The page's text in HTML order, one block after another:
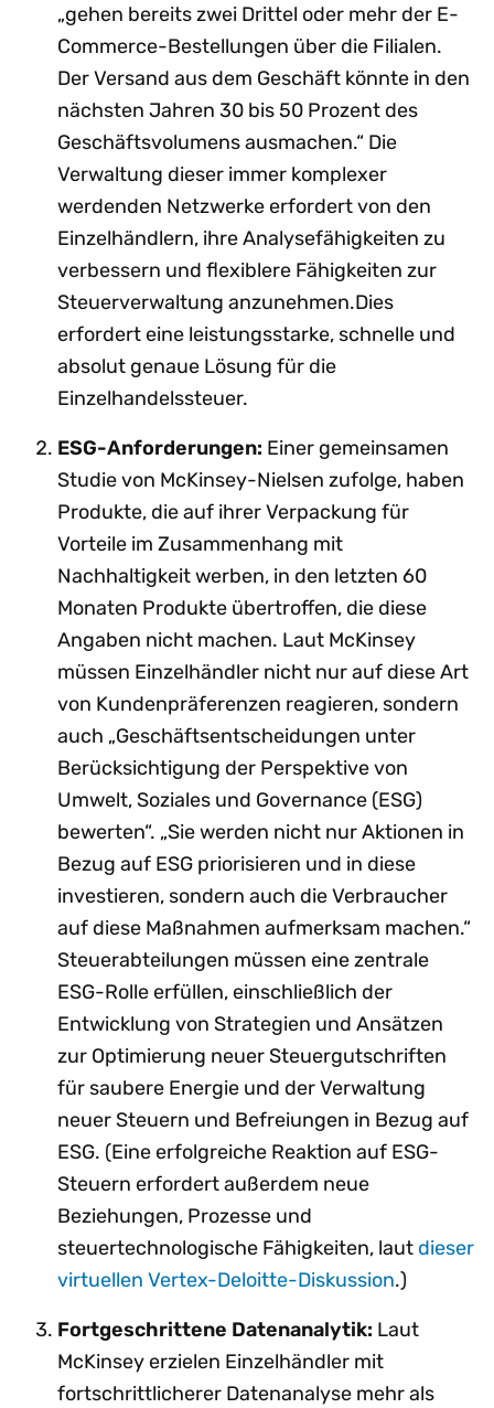
„gehen bereits zwei Drittel oder mehr der E-
Commerce-Bestellungen über die Filialen.
Der Versand aus dem Geschäft könnte in den
nächsten Jahren 30 bis 50 Prozent des
Geschäftsvolumens ausmachen.“ Die
Verwaltung dieser immer komplexer
werdenden Netzwerke erfordert von den
Einzelhändlern, ihre Analysefähigkeiten zu
verbessern und flexiblere Fähigkeiten zur
Steuerverwaltung anzunehmen.Dies
erfordert eine leistungsstarke, schnelle und
absolut genaue Lösung für die
Einzelhandelssteuer.
ESG-Anforderungen: Einer gemeinsamen
Studie von McKinsey-Nielsen zufolge, haben
Produkte, die auf ihrer Verpackung für
Vorteile im Zusammenhang mit
Nachhaltigkeit werben, in den letzten 60
Monaten Produkte übertroffen, die diese
Angaben nicht machen. Laut McKinsey
müssen Einzelhändler nicht nur auf diese Art
von Kundenpräferenzen reagieren, sondern
auch „Geschäftsentscheidungen unter
Berücksichtigung der Perspektive von
Umwelt, Soziales und Governance (ESG)
bewerten“. „Sie werden nicht nur Aktionen in
Bezug auf ESG priorisieren und in diese
investieren, sondern auch die Verbraucher
auf diese Maßnahmen aufmerksam machen.“
Steuerabteilungen müssen eine zentrale
ESG-Rolle erfüllen, einschließlich der
Entwicklung von Strategien und Ansätzen
zur Optimierung neuer Steuergutschriften
für saubere Energie und der Verwaltung
neuer Steuern und Befreiungen in Bezug auf
ESG. (Eine erfolgreiche Reaktion auf ESG-
Steuern erfordert außerdem neue
Beziehungen, Prozesse und
steuertechnologische Fähigkeiten, laut dieser
virtuellen Vertex-Deloitte-Diskussion.)
Fortgeschrittene Datenanalytik: Laut
McKinsey erzielen Einzelhändler mit
fortschrittlicherer Datenanalyse mehr als